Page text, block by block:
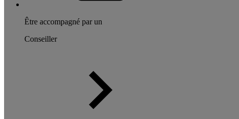
Être accompagné par un
Conseiller